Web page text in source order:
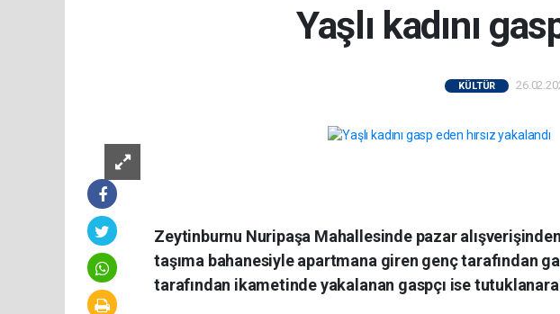
Yaşlı kadını
KÜLTÜR
Zeytinburnu Nuripaşa Mahallesinde pazar
taşıma bahanesiyle apartmana giren genç tarafından
tarafından ikametinde yakalanan gaspçı ise